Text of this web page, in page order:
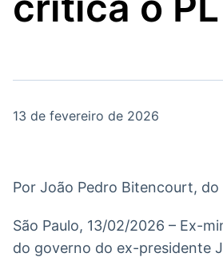
Agro
real
13 de fevereiro de 2026
Por João Pedro Bitencourt, do
São Paulo, 13/02/2026 – Ex-
do governo do ex-presidente